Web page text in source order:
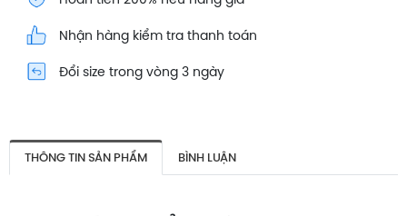
Nhận hàng kiểm tra thanh toán
Đổi size trong vòng 3 ngày
THÔNG TIN SẢN PHẨM BÌNH LUẬN